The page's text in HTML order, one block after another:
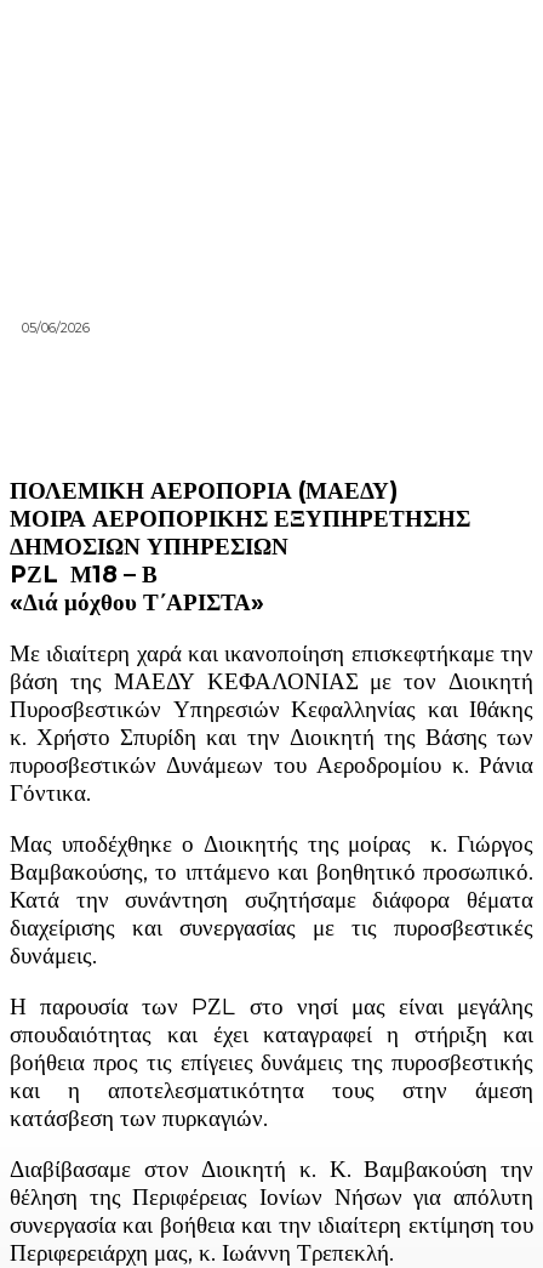
05/06/2026
ΠΟΛΕΜΙΚΗ ΑΕΡΟΠΟΡΙΑ (ΜΑΕΔΥ)
ΜΟΙΡΑ ΑΕΡΟΠΟΡΙΚΗΣ ΕΞΥΠΗΡΕΤΗΣΗΣ
ΔΗΜΟΣΙΩΝ ΥΠΗΡΕΣΙΩΝ
PΖL Μ18 – Β
«Διά μόχθου Τ΄ΑΡΙΣΤΑ»
Με ιδιαίτερη χαρά και ικανοποίηση επισκεφτήκαμε την
βάση της ΜΑΕΔΥ ΚΕΦΑΛΟΝΙΑΣ με τον Διοικητή
Πυροσβεστικών Υπηρεσιών Κεφαλληνίας και Ιθάκης
κ. Χρήστο Σπυρίδη και την Διοικητή της Βάσης των
πυροσβεστικών Δυνάμεων του Αεροδρομίου κ. Ράνια
Γόντικα.
Μας υποδέχθηκε ο Διοικητής της μοίρας κ. Γιώργος
Βαμβακούσης, το ιπτάμενο και βοηθητικό προσωπικό.
Κατά την συνάντηση συζητήσαμε διάφορα θέματα
διαχείρισης και συνεργασίας με τις πυροσβεστικές
δυνάμεις.
Η παρουσία των PΖL στο νησί μας είναι μεγάλης
σπουδαιότητας και έχει καταγραφεί η στήριξη και
βοήθεια προς τις επίγειες δυνάμεις της πυροσβεστικής
και η αποτελεσματικότητα τους στην άμεση
κατάσβεση των πυρκαγιών.
Διαβίβασαμε στον Διοικητή κ. Κ. Βαμβακούση την
θέληση της Περιφέρειας Ιονίων Νήσων για απόλυτη
συνεργασία και βοήθεια και την ιδιαίτερη εκτίμηση του
Περιφερειάρχη μας, κ. Ιωάννη Τρεπεκλή.